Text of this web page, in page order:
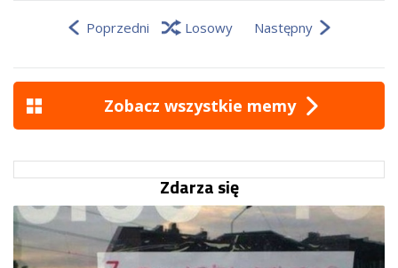
Poprzedni Losowy Następny
Zobacz wszystkie memy
Zdarza się